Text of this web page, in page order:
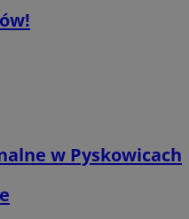
w Pyskowicach